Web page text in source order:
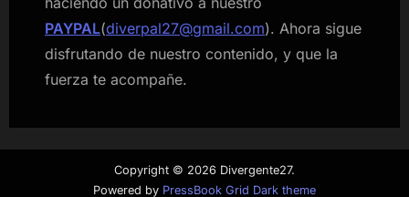
PAYPAL(diverpal27@gmail.com). Ahora sigue
disfrutando de nuestro contenido, y que la
fuerza te acompañe.
Copyright © 2026 Divergente27.
Powered by PressBook Grid Dark theme